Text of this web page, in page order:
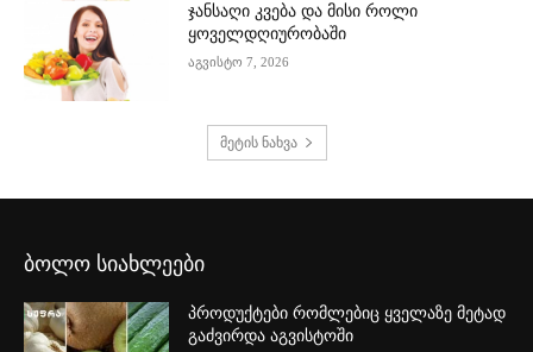
ჯანსაღი კვება და მისი როლი
ყოველდღიურობაში
აგვისტო 7, 2026
მეტის ნახვა
ბოლო სიახლეები
პროდუქტები რომლებიც ყველაზე მეტად
გაძვირდა აგვისტოში